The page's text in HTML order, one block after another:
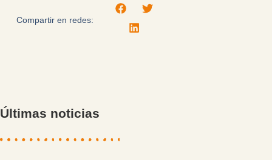
Compartir en redes:
Últimas noticias